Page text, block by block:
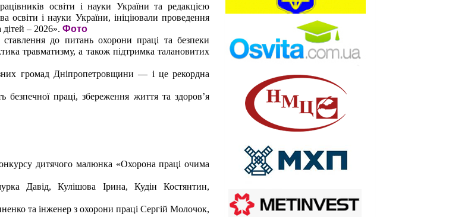
освіти і науки України та редакцією
освіти і науки України, ініціювали проведення
– 2026». Фото
до питань охорони праці та безпеки
травматизму, а також підтримка талановитих
громад Дніпропетровщини — і це рекордна
праці, збереження життя та здоров’я
дитячого малюнка «Охорона праці очима
Давід, Кулішова Ірина, Кудін Костянтин,
та інженер з охорони праці Сергій Молочок,